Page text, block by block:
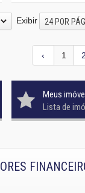
Exibir 24 POR
‹ 1 2
Meus
Lista de